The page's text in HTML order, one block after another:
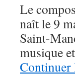
Le
naît le 9
Saint-
musique
Continuer